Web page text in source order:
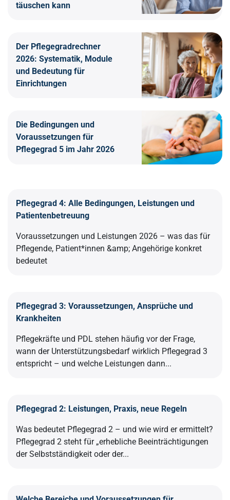
täuschen kann
Der Pflegegradrechner
2026: Systematik, Module
und Bedeutung für
Einrichtungen
Die Bedingungen und
Voraussetzungen für
Pflegegrad 5 im Jahr 2026
Pflegegrad 4: Alle Bedingungen, Leistungen und
Patientenbetreuung
Voraussetzungen und Leistungen 2026 – was das für
Pflegende, Patient*innen &amp; Angehörige konkret
bedeutet
Pflegegrad 3: Voraussetzungen, Ansprüche und
Krankheiten
Pflegekräfte und PDL stehen häufig vor der Frage,
wann der Unterstützungsbedarf wirklich Pflegegrad 3
entspricht – und welche Leistungen dann...
Pflegegrad 2: Leistungen, Praxis, neue Regeln
Was bedeutet Pflegegrad 2 – und wie wird er ermittelt?
Pflegegrad 2 steht für „erhebliche Beeinträchtigungen
der Selbstständigkeit oder der...